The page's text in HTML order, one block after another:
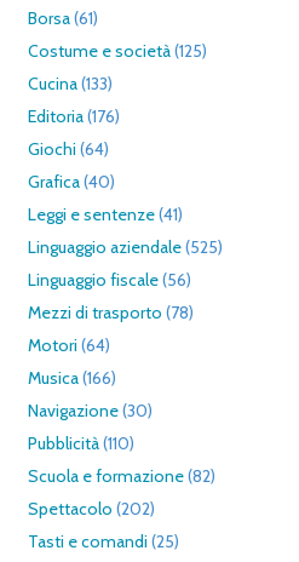
Borsa(61)
Costume e società(125)
Cucina(133)
Editoria(176)
Giochi (64)
Grafica(40)
Leggi e sentenze(41)
Linguaggio aziendale(525)
Linguaggio fiscale(56)
Mezzi di trasporto (78)
Motori (64)
Musica(166)
Navigazione(30)
Pubblicità(110)
Scuola e formazione(82)
Spettacolo (202)
Tasti e comandi (25)